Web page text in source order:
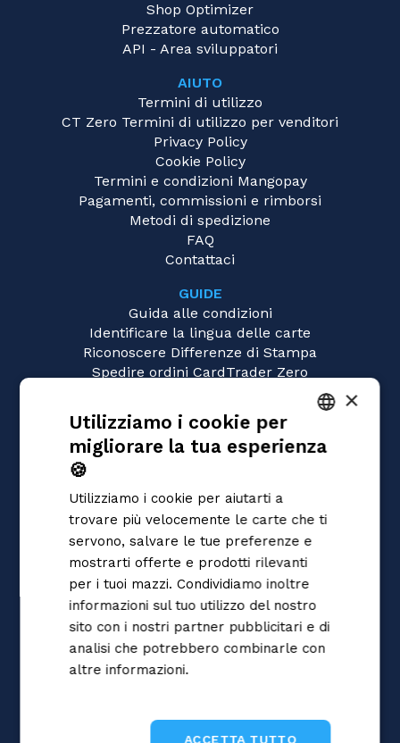
Shop Optimizer
Prezzatore automatico
API - Area sviluppatori
AIUTO
Termini di utilizzo
CT Zero Termini di utilizzo per venditori
Privacy Policy
Cookie Policy
Termini e condizioni Mangopay
Pagamenti, commissioni e rimborsi
Metodi di spedizione
FAQ
Contattaci
GUIDE
Guida alle condizioni
Identificare la lingua delle carte
Riconoscere Differenze di Stampa
Spedire ordini CardTrader Zero
GIOCHI
Pokémon
Flesh and Blood
Digimon
One Piece
Dragon Ball Super
Cardfight!! Vanguard
Disney Lorcana
Star Wars Unlimited
Union Arena
Riftbound | League of Legends
ITALIAN
×
Utilizziamo i cookie per
migliorare la tua esperienza
🍪
Utilizziamo i cookie per aiutarti a
trovare più velocemente le carte che ti
servono, salvare le tue preferenze e
mostrarti offerte e prodotti rilevanti
per i tuoi mazzi. Condividiamo inoltre
informazioni sul tuo utilizzo del nostro
sito con i nostri partner pubblicitari e di
analisi che potrebbero combinarle con
altre informazioni.
ACCETTA TUTTO